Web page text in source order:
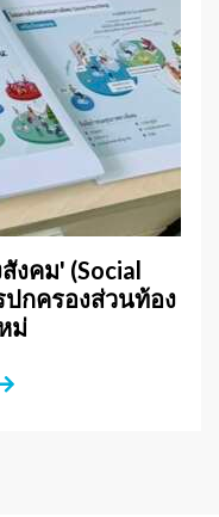
งคม' (Social
ปกครองส่วนท้อง
ม่